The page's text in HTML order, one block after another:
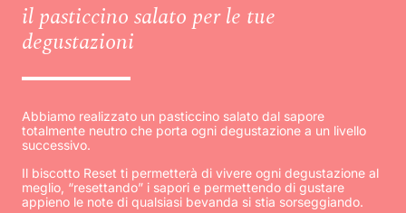
il pasticcino salato per le tue
degustazioni
Abbiamo realizzato un pasticcino salato dal sapore
totalmente neutro che porta ogni degustazione a un livello
successivo.
Il biscotto Reset ti permetterà di vivere ogni degustazione al
meglio, “resettando” i sapori e permettendo di gustare
appieno le note di qualsiasi bevanda si stia sorseggiando.